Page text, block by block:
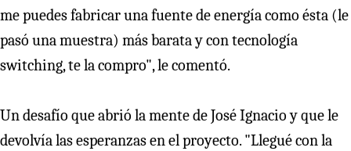
me puedes fabricar una fuente de energía como ésta (le
pasó una muestra) más barata y con tecnología
switching, te la compro", le comentó.
Un desafío que abrió la mente de José Ignacio y que le
devolvía las esperanzas en el proyecto. "Llegué con la